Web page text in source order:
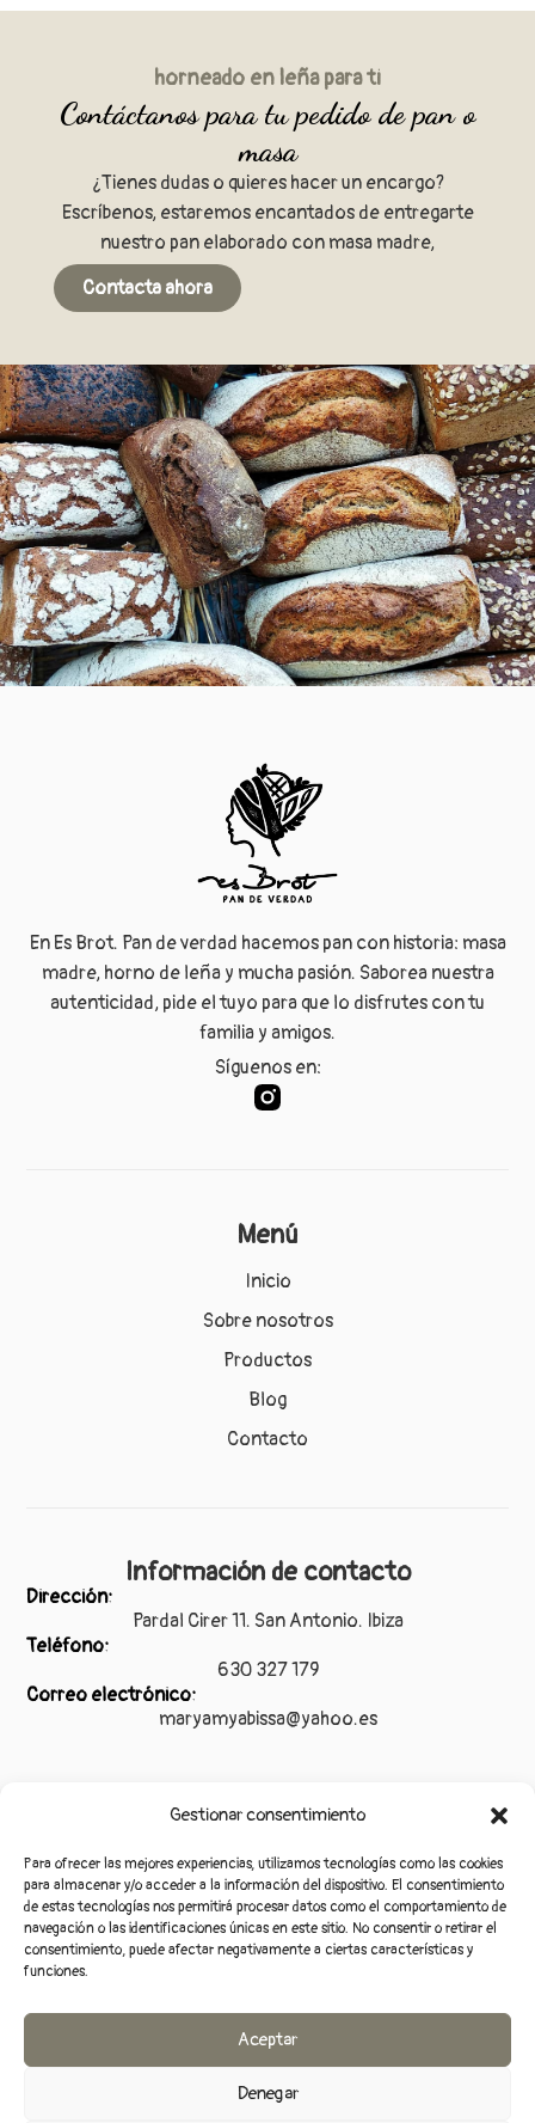
Gestionar consentimiento
Para ofrecer las mejores experiencias, utilizamos tecnologías como las cookies
para almacenar y/o acceder a la información del dispositivo. El consentimiento
de estas tecnologías nos permitirá procesar datos como el comportamiento de
navegación o las identificaciones únicas en este sitio. No consentir o retirar el
consentimiento, puede afectar negativamente a ciertas características y
funciones.
Aceptar
Denegar
horneado en leña para ti
Contáctanos para tu pedido de pan o
masa
¿Tienes dudas o quieres hacer un encargo?
Escríbenos, estaremos encantados de entregarte
nuestro pan elaborado con masa madre,
Contacta ahora
En Es Brot. Pan de verdad hacemos pan con historia: masa
madre, horno de leña y mucha pasión. Saborea nuestra
autenticidad, pide el tuyo para que lo disfrutes con tu
familia y amigos.
Síguenos en:
Menú
Inicio
Sobre nosotros
Productos
Blog
Contacto
Información de contacto
Dirección:
Pardal Cirer 11. San Antonio. Ibiza
Teléfono:
630 327 179
Correo electrónico:
maryamyabissa@yahoo.es
Aviso legal
Política de privacidad
Accesibilidad